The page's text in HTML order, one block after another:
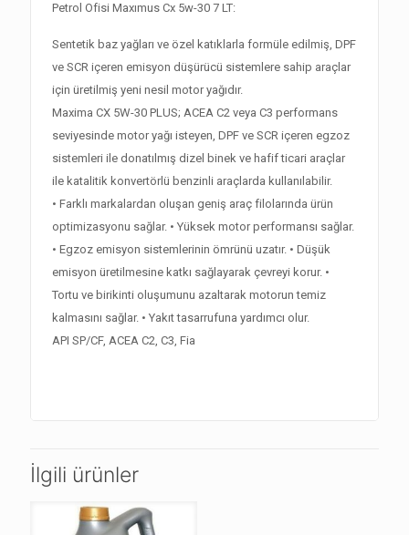
Petrol Ofisi Maxımus Cx 5w-30 7 LT:
Sentetik baz yağları ve özel katıklarla formüle edilmiş, DPF
ve SCR içeren emisyon düşürücü sistemlere sahip araçlar
için üretilmiş yeni nesil motor yağıdır.
Maxima CX 5W-30 PLUS; ACEA C2 veya C3 performans
seviyesinde motor yağı isteyen, DPF ve SCR içeren egzoz
sistemleri ile donatılmış dizel binek ve hafif ticari araçlar
ile katalitik konvertörlü benzinli araçlarda kullanılabilir.
• Farklı markalardan oluşan geniş araç filolarında ürün
optimizasyonu sağlar. • Yüksek motor performansı sağlar.
• Egzoz emisyon sistemlerinin ömrünü uzatır. • Düşük
emisyon üretilmesine katkı sağlayarak çevreyi korur. •
Tortu ve birikinti oluşumunu azaltarak motorun temiz
kalmasını sağlar. • Yakıt tasarrufuna yardımcı olur.
API SP/CF, ACEA C2, C3, Fia
İlgili ürünler